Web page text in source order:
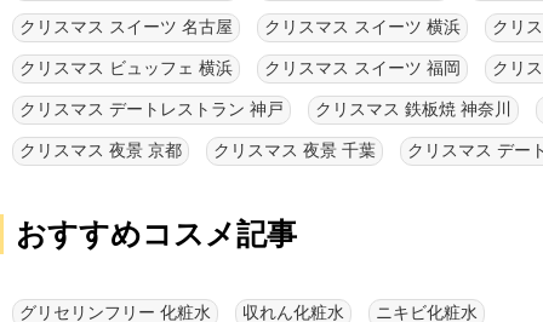
クリスマス スイーツ 名古屋 クリスマス スイーツ 横浜 クリ
クリスマス ビュッフェ 横浜 クリスマス スイーツ 福岡 クリ
クリスマス デートレストラン 神戸 クリスマス 鉄板焼 神奈川
クリスマス 夜景 京都 クリスマス 夜景 千葉 クリスマス デー
おすすめコスメ記事
グリセリンフリー 化粧水 収れん化粧水 ニキビ化粧水